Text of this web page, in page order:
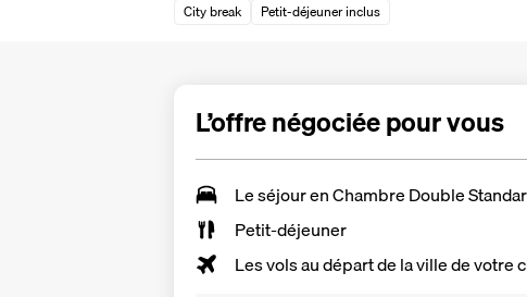
City break
Petit-déjeuner inclus
L’offre négociée pour vous
Le séjour enChambre Double
Petit-déjeuner
Les vols au départ de la ville de votre